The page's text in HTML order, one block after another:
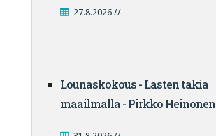
27.8.2026 //
Lounaskokous - Lasten takia
maailmalla - Pirkko Heinonen